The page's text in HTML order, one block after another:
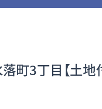
その他
落町3丁目【土地